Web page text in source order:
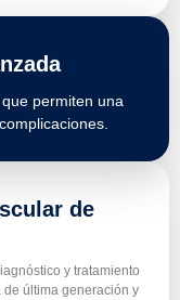
permiten una
de
y tratamiento
última generación y